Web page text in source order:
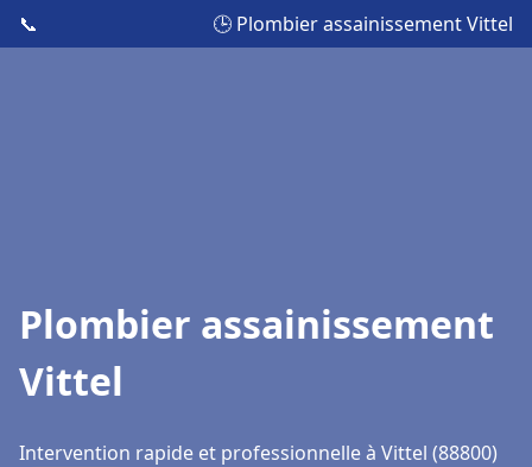
📞 🕒 Plombier assainissement Vittel
Plombier assainissement
Vittel
Intervention rapide et professionnelle à Vittel (88800)